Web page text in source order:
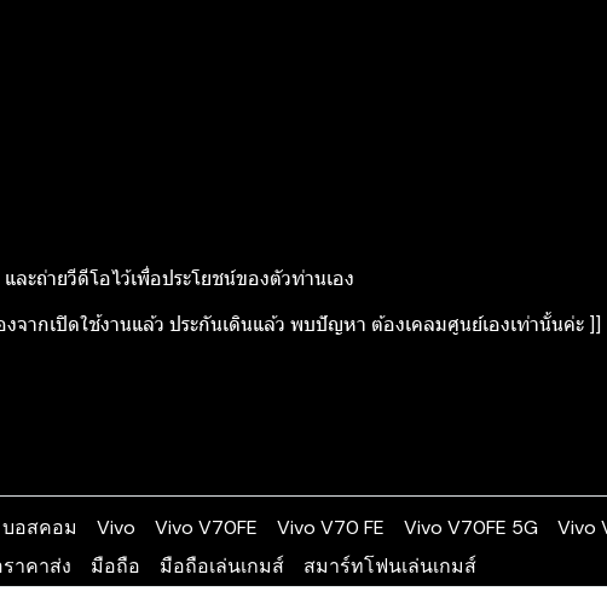
ะถ่ายวีดีโอไว้เพื่อประโยชน์ของตัวท่านเอง
งจากเปิดใช้งานแล้ว ประกันเดินแล้ว พบปัญหา ต้องเคลมศูนย์เองเท่านั้นค่ะ ]]
บอสคอม Vivo Vivo V70FE Vivo V70 FE Vivo V70FE 5G Vivo
าคาส่ง มือถือ มือถือเล่นเกมส์ สมาร์ทโฟนเล่นเกมส์